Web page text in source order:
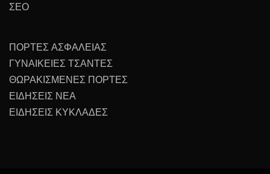
ΣΕΟ
ΠΟΡΤΕΣ ΑΣΦΑΛΕΙΑΣ
ΓΥΝΑΙΚΕΙΕΣ ΤΣΑΝΤΕΣ
ΘΩΡΑΚΙΣΜΕΝΕΣ ΠΟΡΤΕΣ
ΕΙΔΗΣΕΙΣ ΝΕΑ
ΕΙΔΗΣΕΙΣ ΚΥΚΛΑΔΕΣ